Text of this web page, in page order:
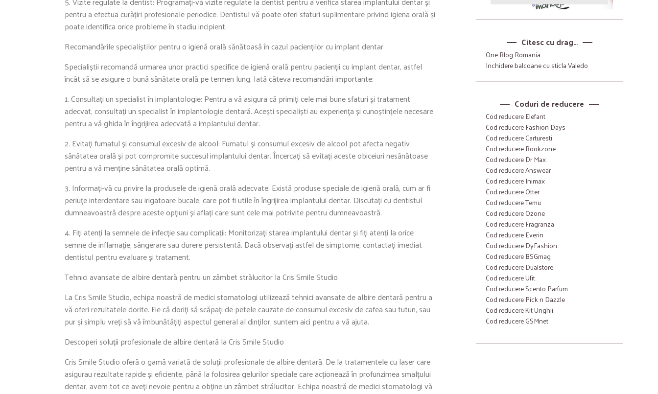
pentru a efectua curățiri profesionale periodice. Dentistul vă poate oferi sfaturi suplimentare privind igiena orală și
poate identifica orice probleme în stadiu incipient.
Recomandările specialiștilor pentru o igienă orală sănătoasă în cazul pacienților cu implant dentar
Specialiștii recomandă urmarea unor practici specifice de igienă orală pentru pacienții cu implant dentar, astfel
încât să se asigure o bună sănătate orală pe termen lung. Iată câteva recomandări importante:
1. Consultați un specialist în implantologie: Pentru a vă asigura că primiți cele mai bune sfaturi și tratament
adecvat, consultați un specialist în implantologie dentară. Acești specialiști au experiența și cunoștințele necesare
pentru a vă ghida în îngrijirea adecvată a implantului dentar.
2. Evitați fumatul și consumul excesiv de alcool: Fumatul și consumul excesiv de alcool pot afecta negativ
sănătatea orală și pot compromite succesul implantului dentar. Încercați să evitați aceste obiceiuri nesănătoase
pentru a vă menține sănătatea orală optimă.
3. Informați-vă cu privire la produsele de igienă orală adecvate: Există produse speciale de igienă orală, cum ar fi
periuțe interdentare sau irigatoare bucale, care pot fi utile în îngrijirea implantului dentar. Discutați cu dentistul
dumneavoastră despre aceste opțiuni și aflați care sunt cele mai potrivite pentru dumneavoastră.
4. Fiți atenți la semnele de infecție sau complicații: Monitorizați starea implantului dentar și fiți atenți la orice
semne de inflamație, sângerare sau durere persistentă. Dacă observați astfel de simptome, contactați imediat
dentistul pentru evaluare și tratament.
Tehnici avansate de albire dentară pentru un zâmbet strălucitor la Cris Smile Studio
La Cris Smile Studio, echipa noastră de medici stomatologi utilizează tehnici avansate de albire dentară pentru a
vă oferi rezultatele dorite. Fie că doriți să scăpați de petele cauzate de consumul excesiv de cafea sau tutun, sau
pur și simplu vreți să vă îmbunătățiți aspectul general al dinților, suntem aici pentru a vă ajuta.
Descoperi soluții profesionale de albire dentară la Cris Smile Studio
Cris Smile Studio oferă o gamă variată de soluții profesionale de albire dentară. De la tratamentele cu laser care
asigurau rezultate rapide și eficiente, pânã la folosirea gelurilor speciale care acționează în profunzimea smalțului
dentar, avem tot ce aveți nevoie pentru a obține un zâmbet strălucitor. Echipa noastră de medici stomatologi vă
Citesc cu drag…
One Blog Romania
Inchidere balcoane cu sticla Valedo
Coduri de reducere
Cod reducere Elefant
Cod reducere Fashion Days
Cod reducere Carturesti
Cod reducere Bookzone
Cod reducere Dr Max
Cod reducere Answear
Cod reducere Inimax
Cod reducere Otter
Cod reducere Temu
Cod reducere Ozone
Cod reducere Fragranza
Cod reducere Everin
Cod reducere DyFashion
Cod reducere BSGmag
Cod reducere Dualstore
Cod reducere Ufit
Cod reducere Scento Parfum
Cod reducere Pick n Dazzle
Cod reducere Kit Unghii
Cod reducere GSMnet